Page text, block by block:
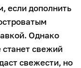
если дополнить
Однако
свежий
свежести, но